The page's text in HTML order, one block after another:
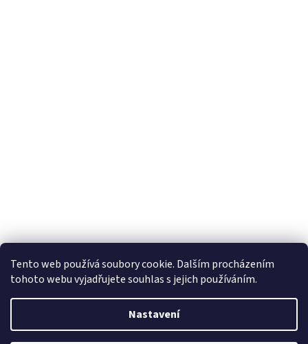
Tento web používá soubory cookie. Dalším procházením
tohoto webu vyjadřujete souhlas s jejich používáním.
Nastavení
Vytvořil Shoptet